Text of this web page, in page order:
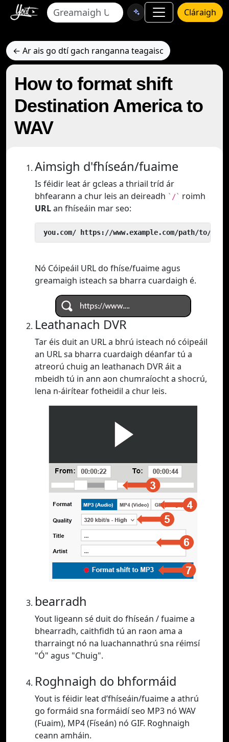
Cláraigh
← Ar ais go dtí gach ranganna teagaisc
How to format shift
Destination America to
WAV
Aimsigh d'fhíseán/fuaime
Is féidir leat ár gcleas a thriail tríd ár
bhfearann a chur leis an deireadh `/` roimh
URLan fhíseáin mar seo:
you.com/ https://www.example.com/path/to/
Nó Cóipeáil URL do fhíse/fuaime agus
greamaigh isteach sa bharra cuardaigh é.
Leathanach DVR
Tar éis duit an URL a bhrú isteach nó cóipeáil
an URL sa bharra cuardaigh déanfar tú a
atreorú chuig an leathanach DVR áit a
mbeidh tú in ann aon chumraíocht a shocrú,
lena n-áirítear fotheidil a chur leis.
bearradh
Yout ligeann sé duit do fhíseán / fuaime a
bhearradh, caithfidh tú an raon ama a
tharraingt nó na luachannathrú sna réimsí
"Ó" agus "Chuig".
Roghnaigh do bhformáid
Yout is féidir leat d’fhíseáin/fuaime a athrú
go formáid sna formáidí seo MP3 nó WAV
(Fuaim), MP4 (Físeán) nó GIF. Roghnaigh
ceann amháin.